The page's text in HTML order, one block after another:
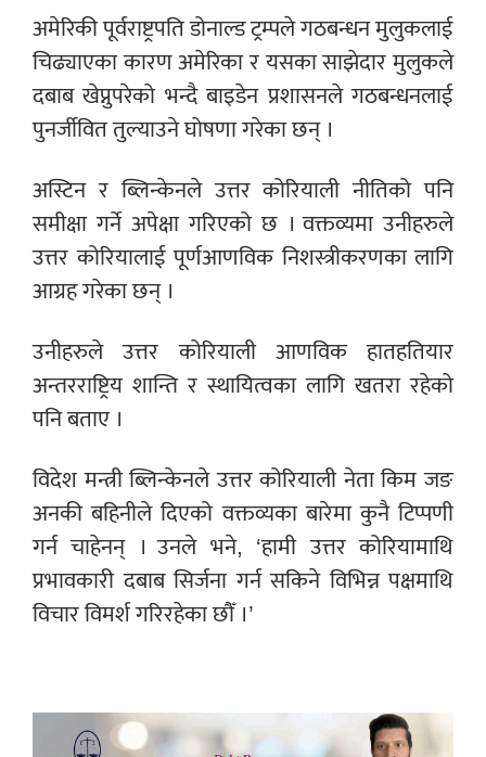
अमेरिकी पूर्वराष्ट्रपति डोनाल्ड ट्रम्पले गठबन्धन मुलुकलाई
चिढ्याएका कारण अमेरिका र यसका साझेदार मुलुकले
दबाब खेप्नुपरेको भन्दै बाइडेन प्रशासनले गठबन्धनलाई
पुनर्जीवित तुल्याउने घोषणा गरेका छन् ।
अस्टिन र ब्लिन्केनले उत्तर कोरियाली नीतिको पनि
समीक्षा गर्ने अपेक्षा गरिएको छ । वक्तव्यमा उनीहरुले
उत्तर कोरियालाई पूर्णआणविक निशस्त्रीकरणका लागि
आग्रह गरेका छन् ।
उनीहरुले उत्तर कोरियाली आणविक हातहतियार
अन्तरराष्ट्रिय शान्ति र स्थायित्वका लागि खतरा रहेको
पनि बताए ।
विदेश मन्त्री ब्लिन्केनले उत्तर कोरियाली नेता किम जङ
अनकी बहिनीले दिएको वक्तव्यका बारेमा कुनै टिप्पणी
गर्न चाहेनन् । उनले भने, ‘हामी उत्तर कोरियामाथि
प्रभावकारी दबाब सिर्जना गर्न सकिने विभिन्न पक्षमाथि
विचार विमर्श गरिरहेका छौँ ।’